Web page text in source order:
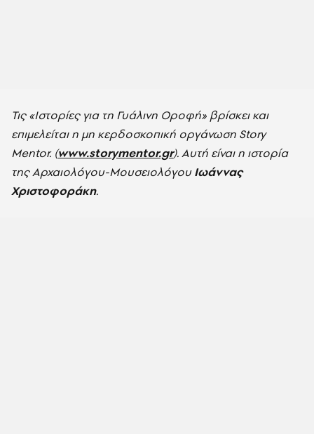
Τις «Ιστορίες για τη Γυάλινη Οροφή» βρίσκει και
επιμελείται η μη κερδοσκοπική οργάνωση Story
Mentor. (www.storymentor.gr). Αυτή είναι η ιστορία
τηςΑρχαιολόγου-ΜουσειολόγουΙωάννας
Χριστοφοράκη.